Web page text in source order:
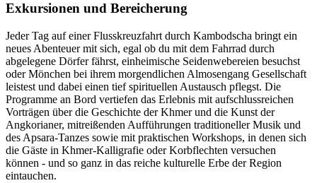
Exkursionen und Bereicherung
Jeder Tag auf einer Flusskreuzfahrt durch Kambodscha bringt ein
neues Abenteuer mit sich, egal ob du mit dem Fahrrad durch
abgelegene Dörfer fährst, einheimische Seidenwebereien besuchst
oder Mönchen bei ihrem morgendlichen Almosengang Gesellschaft
leistest und dabei einen tief spirituellen Austausch pflegst. Die
Programme an Bord vertiefen das Erlebnis mit aufschlussreichen
Vorträgen über die Geschichte der Khmer und die Kunst der
Angkorianer, mitreißenden Aufführungen traditioneller Musik und
des Apsara-Tanzes sowie mit praktischen Workshops, in denen sich
die Gäste in Khmer-Kalligrafie oder Korbflechten versuchen
können - und so ganz in das reiche kulturelle Erbe der Region
eintauchen.